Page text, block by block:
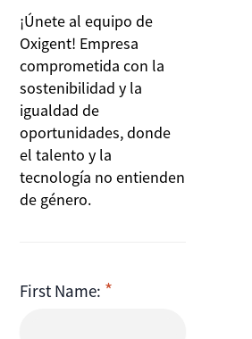
¡Únete al equipo de
Oxigent! Empresa
comprometida con la
sostenibilidad y la
igualdad de
oportunidades, donde
el talento y la
tecnología no entienden
de género.
First Name: